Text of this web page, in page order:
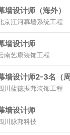
墙设计师（海外）
京江河幕墙系统工程
墙设计师
南艺康装饰工程
墙设计师2-3名（周
川蓝德振邦装饰工程
墙设计师
川脉邦科技